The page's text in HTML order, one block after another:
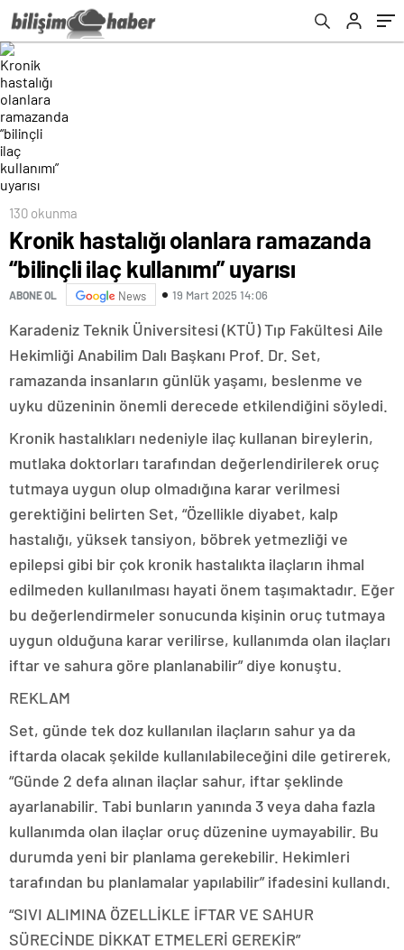
130 okunma
Kronik hastalığı olanlara ramazanda
“bilinçli ilaç kullanımı” uyarısı
ABONE OL News 19 Mart 2025 14:06
Karadeniz Teknik Üniversitesi (KTÜ) Tıp Fakültesi Aile
Hekimliği Anabilim Dalı Başkanı Prof. Dr. Set,
ramazanda insanların günlük yaşamı, beslenme ve
uyku düzeninin önemli derecede etkilendiğini söyledi.
Kronik hastalıkları nedeniyle ilaç kullanan bireylerin,
mutlaka doktorları tarafından değerlendirilerek oruç
tutmaya uygun olup olmadığına karar verilmesi
gerektiğini belirten Set, “Özellikle diyabet, kalp
hastalığı, yüksek tansiyon, böbrek yetmezliği ve
epilepsi gibi bir çok kronik hastalıkta ilaçların ihmal
edilmeden kullanılması hayati önem taşımaktadır. Eğer
bu değerlendirmeler sonucunda kişinin oruç tutmaya
uygun olduğuna karar verilirse, kullanımda olan ilaçları
iftar ve sahura göre planlanabilir” diye konuştu.
REKLAM
Set, günde tek doz kullanılan ilaçların sahur ya da
iftarda olacak şekilde kullanılabileceğini dile getirerek,
“Günde 2 defa alınan ilaçlar sahur, iftar şeklinde
ayarlanabilir. Tabi bunların yanında 3 veya daha fazla
kullanımda olan ilaçlar oruç düzenine uymayabilir. Bu
durumda yeni bir planlama gerekebilir. Hekimleri
tarafından bu planlamalar yapılabilir” ifadesini kullandı.
“SIVI ALIMINA ÖZELLİKLE İFTAR VE SAHUR
SÜRECİNDE DİKKAT ETMELERİ GEREKİR”
çıkarıldı